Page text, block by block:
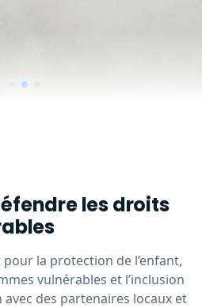
les droits
la protection de l’enfant,
vulnérables et l’inclusion
des partenaires locaux et